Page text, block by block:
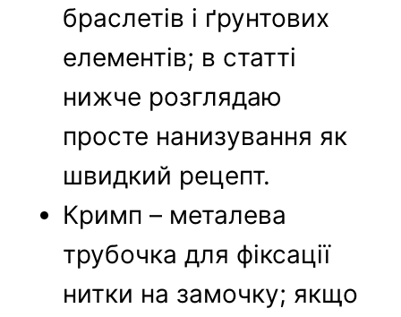
браслетів і ґрунтових
елементів; в статті
нижче розглядаю
просте нанизування як
швидкий рецепт.
Кримп – металева
трубочка для фіксації
нитки на замочку; якщо